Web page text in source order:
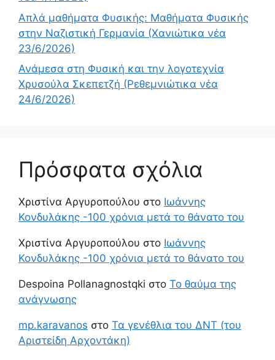
Απλά μαθήματα Φυσικής: Μαθήματα Φυσικής
στην Ναζιστική Γερμανία (Χανιώτικα νέα
23/6/2026)
Ανάμεσα στη Φυσική και την λογοτεχνία
Χρυσούλα Σκεπετζή (Ρεθεμνιώτικα νέα
24/6/2026)
Πρόσφατα σχόλια
Χριστίνα Αργυροπούλου στο Ιωάννης
Κονδυλάκης -100 χρόνια μετά το θάνατο του
Χριστίνα Αργυροπούλου στο Ιωάννης
Κονδυλάκης -100 χρόνια μετά το θάνατο του
Despoina Pollanagnostqki στο Το θαύμα της
ανάγνωσης
mp.karavanos στο Τα γενέθλια του ΔΝΤ (του
Αριστείδη Αρχοντάκη)